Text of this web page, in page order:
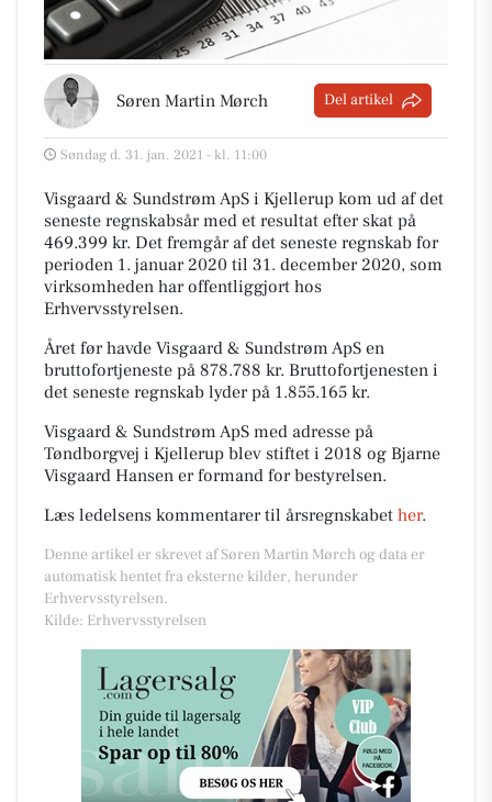
Søren Martin Mørch Del artikel
Søndag d. 31. jan. 2021 - kl. 11:00
Visgaard & Sundstrøm ApS i Kjellerup kom ud af det
seneste regnskabsår med et resultat efter skat på
469.399 kr. Det fremgår af det seneste regnskab for
perioden 1. januar 2020 til 31. december 2020, som
virksomheden har offentliggjort hos
Erhvervsstyrelsen.
Året før havde Visgaard & Sundstrøm ApS en
bruttofortjeneste på 878.788 kr. Bruttofortjenesten i
det seneste regnskab lyder på 1.855.165 kr.
Visgaard & Sundstrøm ApS med adresse på
Tøndborgvej i Kjellerup blev stiftet i 2018 og Bjarne
Visgaard Hansen er formand for bestyrelsen.
Læs ledelsens kommentarer til årsregnskabet her.
Denne artikel er skrevet af Søren Martin Mørch og data er
automatisk hentet fra eksterne kilder, herunder
Erhvervsstyrelsen.
Kilde: Erhvervsstyrelsen